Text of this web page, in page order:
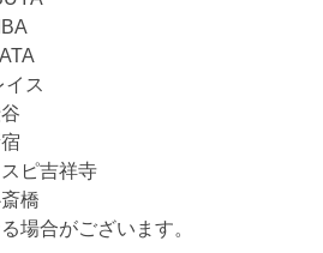
イス
ピ吉祥寺
橋
場合がございます。